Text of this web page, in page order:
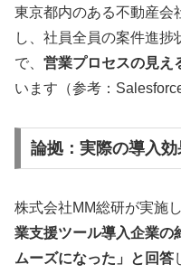
東京都内のある不動産会
し、社員全員の案件進捗
で、 営業プロセスの見え
います（参考：
論拠：実際の導入
株式会社MM総研が実施
業支援ツール導入企業の
ムーズになった」と回答